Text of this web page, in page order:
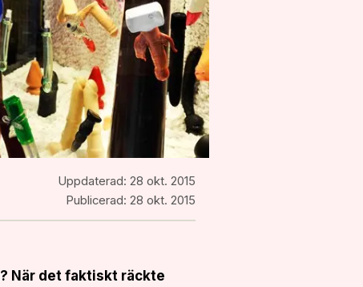
Uppdaterad: 28 okt. 2015
Publicerad: 28 okt. 2015
När det faktiskt räckte